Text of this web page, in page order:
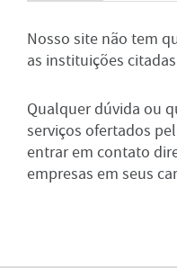
Nosso site não tem
as instituições
Qualquer dúvida ou
serviços ofertados
entrar em contato
empresas em seus